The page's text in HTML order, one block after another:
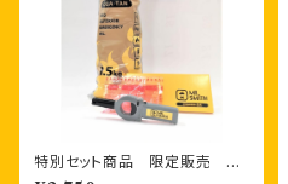
特別セット商品 限定販売 O
GA-TAN・CHAKKA-ZAI・T